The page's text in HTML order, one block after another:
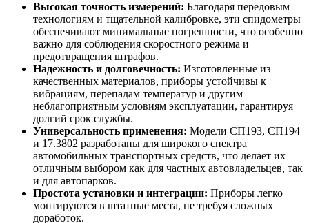
Высокая точность измерений: Благодаря передовым
технологиям и тщательной калибровке, эти спидометры
обеспечивают минимальные погрешности, что особенно
важно для соблюдения скоростного режима и
предотвращения штрафов.
Надежность и долговечность: Изготовленные из
качественных материалов, приборы устойчивы к
вибрациям, перепадам температур и другим
неблагоприятным условиям эксплуатации, гарантируя
долгий срок службы.
Универсальность применения: Модели СП193, СП194
и 17.3802 разработаны для широкого спектра
автомобильных транспортных средств, что делает их
отличным выбором как для частных автовладельцев, так
и для автопарков.
Простота установки и интеграции: Приборы легко
монтируются в штатные места, не требуя сложных
доработок.